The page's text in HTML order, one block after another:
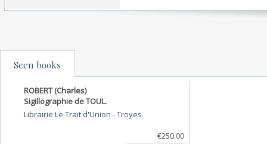
Seen books
ROBERT (Charles)
Sigillographie de TOUL.
Librairie Le Trait d'Union -Troyes
€250.00